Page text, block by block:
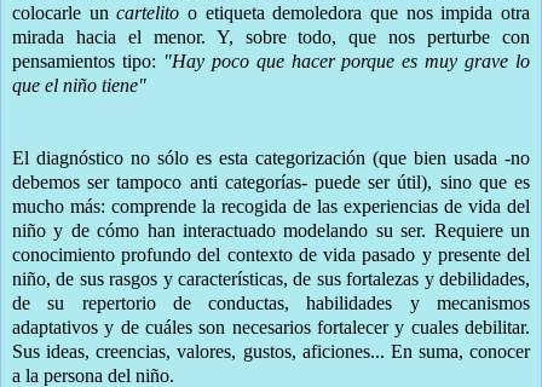
colocarle uncartelito o etiqueta demoledora que nos impida otra
mirada hacia el menor. Y, sobre todo, que nos perturbe con
pensamientos tipo: "Hay poco que hacer porque es muy grave lo
que el niño tiene"
El diagnóstico no sólo es esta categorización (que bien usada -no
debemos ser tampoco anti categorías- puede ser útil), sino que es
mucho más: comprende la recogida de las experiencias de vida del
niño y de cómo han interactuado modelando su ser. Requiere un
conocimiento profundo del contexto de vida pasado y presente del
niño, de sus rasgos y características, de sus fortalezas y debilidades,
de su repertorio de conductas, habilidades y mecanismos
adaptativos y de cuáles son necesarios fortalecer y cuales debilitar.
Sus ideas, creencias, valores, gustos, aficiones... En suma, conocer
a la persona del niño.